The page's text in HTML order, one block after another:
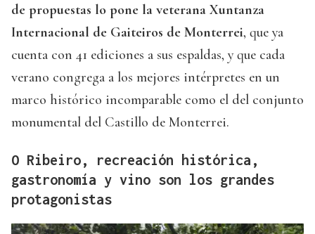
de propuestas lo pone la veterana Xuntanza
Internacional de Gaiteiros de Monterrei, que ya
cuenta con 41 ediciones a sus espaldas, y que cada
verano congrega a los mejores intérpretes en un
marco histórico incomparable como el del conjunto
monumental del Castillo de Monterrei.
O Ribeiro, recreación histórica,
gastronomía y vino son los grandes
protagonistas